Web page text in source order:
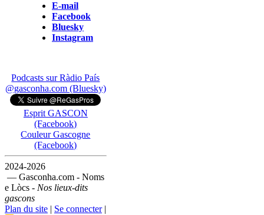
E-mail
Facebook
Bluesky
Instagram
Podcasts sur Ràdio País
@gasconha.com (Bluesky)
Esprit GASCON
(Facebook)
Couleur Gascogne
(Facebook)
2024-2026
— Gasconha.com - Noms
e Lòcs - Nos lieux-dits
gascons
Plan du site | Se connecter|